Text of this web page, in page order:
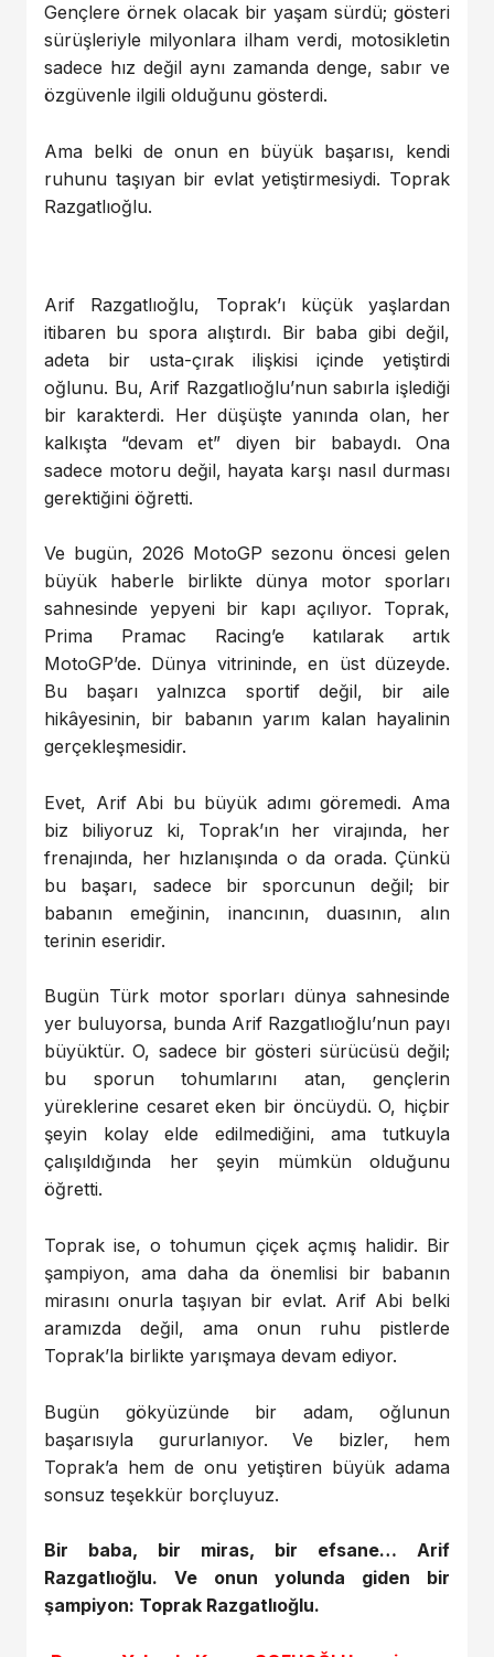
Gençlere örnek olacak bir yaşam sürdü; gösteri
sürüşleriyle milyonlara ilham verdi, motosikletin
sadece hız değil aynı zamanda denge, sabır ve
özgüvenle ilgili olduğunu gösterdi.
Ama belki de onun en büyük başarısı, kendi
ruhunu taşıyan bir evlat yetiştirmesiydi. Toprak
Razgatlıoğlu.
Arif Razgatlıoğlu, Toprak’ı küçük yaşlardan
itibaren bu spora alıştırdı. Bir baba gibi değil,
adeta bir usta-çırak ilişkisi içinde yetiştirdi
oğlunu. Bu, Arif Razgatlıoğlu’nun sabırla işlediği
bir karakterdi. Her düşüşte yanında olan, her
kalkışta “devam et” diyen bir babaydı. Ona
sadece motoru değil, hayata karşı nasıl durması
gerektiğini öğretti.
Ve bugün, 2026 MotoGP sezonu öncesi gelen
büyük haberle birlikte dünya motor sporları
sahnesinde yepyeni bir kapı açılıyor. Toprak,
Prima Pramac Racing’e katılarak artık
MotoGP’de. Dünya vitrininde, en üst düzeyde.
Bu başarı yalnızca sportif değil, bir aile
hikâyesinin, bir babanın yarım kalan hayalinin
gerçekleşmesidir.
Evet, Arif Abi bu büyük adımı göremedi. Ama
biz biliyoruz ki, Toprak’ın her virajında, her
frenajında, her hızlanışında o da orada. Çünkü
bu başarı, sadece bir sporcunun değil; bir
babanın emeğinin, inancının, duasının, alın
terinin eseridir.
Bugün Türk motor sporları dünya sahnesinde
yer buluyorsa, bunda Arif Razgatlıoğlu’nun payı
büyüktür. O, sadece bir gösteri sürücüsü değil;
bu sporun tohumlarını atan, gençlerin
yüreklerine cesaret eken bir öncüydü. O, hiçbir
şeyin kolay elde edilmediğini, ama tutkuyla
çalışıldığında her şeyin mümkün olduğunu
öğretti.
Toprak ise, o tohumun çiçek açmış halidir. Bir
şampiyon, ama daha da önemlisi bir babanın
mirasını onurla taşıyan bir evlat. Arif Abi belki
aramızda değil, ama onun ruhu pistlerde
Toprak’la birlikte yarışmaya devam ediyor.
Bugün gökyüzünde bir adam, oğlunun
başarısıyla gururlanıyor. Ve bizler, hem
Toprak’a hem de onu yetiştiren büyük adama
sonsuz teşekkür borçluyuz.
Bir baba, bir miras, bir efsane… Arif
Razgatlıoğlu. Ve onun yolunda giden bir
şampiyon: Toprak Razgatlıoğlu.